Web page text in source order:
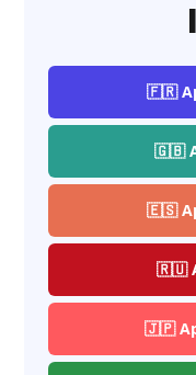
🇫🇷
🇬🇧
🇪🇸
🇷🇺
🇯🇵